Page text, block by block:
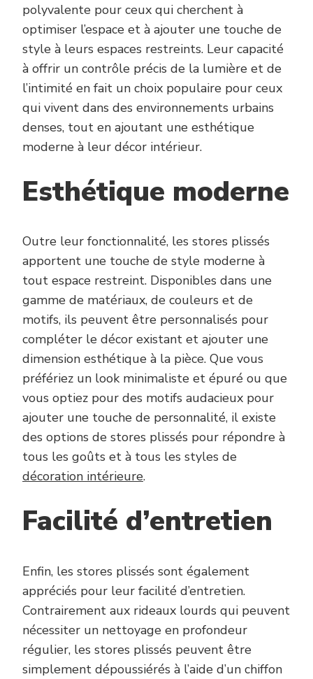
polyvalente pour ceux qui cherchent à
optimiser l’espace et à ajouter une touche de
style à leurs espaces restreints. Leur capacité
à offrir un contrôle précis de la lumière et de
l’intimité en fait un choix populaire pour ceux
qui vivent dans des environnements urbains
denses, tout en ajoutant une esthétique
moderne à leur décor intérieur.
Esthétique moderne
Outre leur fonctionnalité, les stores plissés
apportent une touche de style moderne à
tout espace restreint. Disponibles dans une
gamme de matériaux, de couleurs et de
motifs, ils peuvent être personnalisés pour
compléter le décor existant et ajouter une
dimension esthétique à la pièce. Que vous
préfériez un look minimaliste et épuré ou que
vous optiez pour des motifs audacieux pour
ajouter une touche de personnalité, il existe
des options de stores plissés pour répondre à
tous les goûts et à tous les styles de
décoration intérieure.
Facilité d’entretien
Enfin, les stores plissés sont également
appréciés pour leur facilité d’entretien.
Contrairement aux rideaux lourds qui peuvent
nécessiter un nettoyage en profondeur
régulier, les stores plissés peuvent être
simplement dépoussiérés à l’aide d’un chiffon